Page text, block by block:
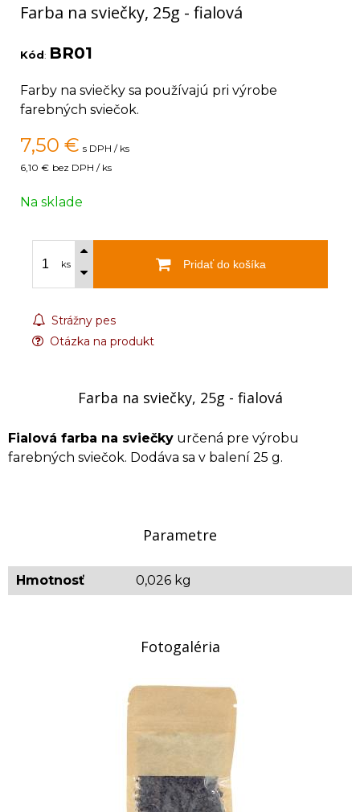
Farba na sviečky, 25g - fialová
Kód: BR01
Farby na sviečky sa používajú pri výrobe
farebných sviečok.
7,50 € s DPH / ks
6,10 € bez DPH / ks
Na sklade
ks Pridať do košíka
Strážny pes
Otázka na produkt
Farba na sviečky, 25g - fialová
Fialová farba na sviečky určená pre výrobu
farebných sviečok. Dodáva sa v balení 25 g.
Parametre
Hmotnosť 0,026 kg
Fotogaléria